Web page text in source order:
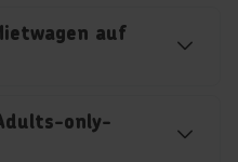
auf
only-